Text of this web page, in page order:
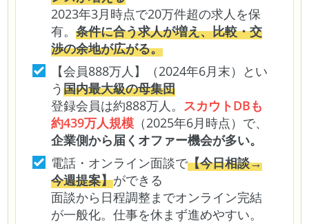
2023年3月時点で20万件超の求人を保
有。条件に合う求人が増え、比較・交
渉の余地が広がる。
【会員888万人】（2024年6月末）とい
う国内最大級の母集団
登録会員は約888万人。 スカウトDBも
約439万人規模 （2025年6月時点）で、
企業側から届くオファー機会が多い。
電話・オンライン面談で【今日相談→
今週提案】ができる
面談から日程調整までオンライン完結
が一般化。仕事を休まず進めやすい。